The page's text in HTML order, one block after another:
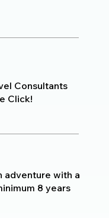
Consultants
Click!
adventure with a
8 years